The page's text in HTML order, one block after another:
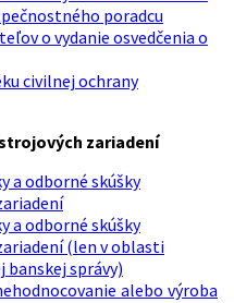
poradcu
o vydanie osvedčenia o
civilnej ochrany
zariadení
a odborné skúšky
a odborné skúšky
(len v oblasti
správy)
alebo výroba